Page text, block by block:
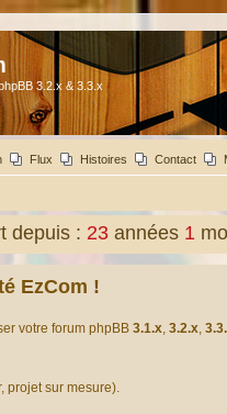
3.2.x & 3.3.x
Flux Histoires Contact
depuis : 23 années 1
EzCom !
votre forum phpBB 3.1.x, 3.2.x,
projet sur mesure).